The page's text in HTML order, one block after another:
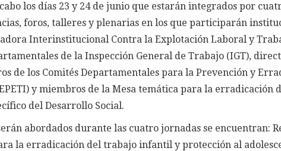
los días 23 y 24 de junio que estarán integrados por
foros, talleres y plenarias en los que participarán
Interinstitucional Contra la Explotación Laboral y
de la Inspección General de Trabajo (IGT),
de los Comités Departamentales para la Prevención y
y miembros de la Mesa temática para la erradicación
del Desarrollo Social.
abordados durante las cuatro jornadas se encuentran:
la erradicación del trabajo infantil y protección al